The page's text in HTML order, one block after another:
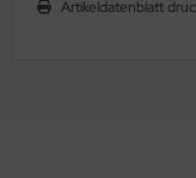
Artikeldatenblatt